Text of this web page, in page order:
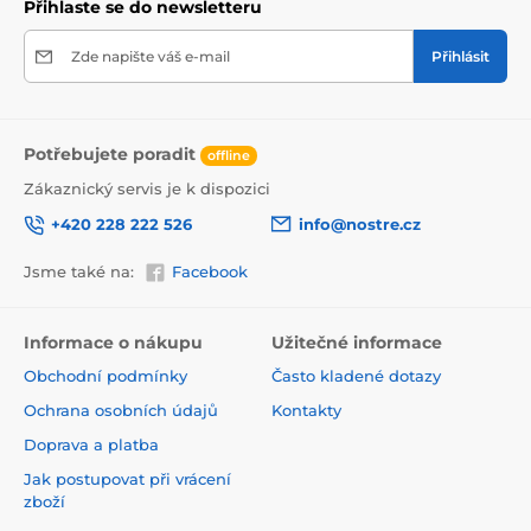
Použitá tisková metoda je ekologická, a proto jsou
přísné normy a mají VOC i GREENGUARD GOLD
certifikaci. Navíc jsou bez obsahu PVC a lepidlo je na
Přihlaste se do newsletteru
Zde napište váš e-mail Přihlásit
Potřebujete poradit offline
Zákaznický servis je k dispozici
+420 228 222 526
info@nostre.cz
Jsme také na: Facebook
Informace o nákupu
Obchodní podmínky
Ochrana osobních údajů
Doprava a platba
Jak postupovat při vrácení
zboží
Užitečné informace
Často kladené dotazy
Kontakty